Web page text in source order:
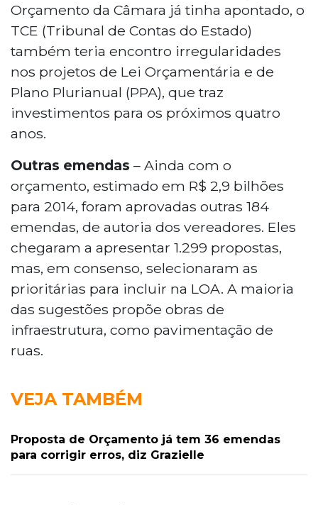
Orçamento da Câmara já tinha apontado, o
TCE (Tribunal de Contas do Estado)
também teria encontro irregularidades
nos projetos de Lei Orçamentária e de
Plano Plurianual (PPA), que traz
investimentos para os próximos quatro
anos.
Outras emendas – Ainda com o
orçamento, estimado em R$ 2,9 bilhões
para 2014, foram aprovadas outras 184
emendas, de autoria dos vereadores. Eles
chegaram a apresentar 1.299 propostas,
mas, em consenso, selecionaram as
prioritárias para incluir na LOA. A maioria
das sugestões propõe obras de
infraestrutura, como pavimentação de
ruas.
VEJA TAMBÉM
Proposta de Orçamento já tem 36 emendas
para corrigir erros, diz Grazielle